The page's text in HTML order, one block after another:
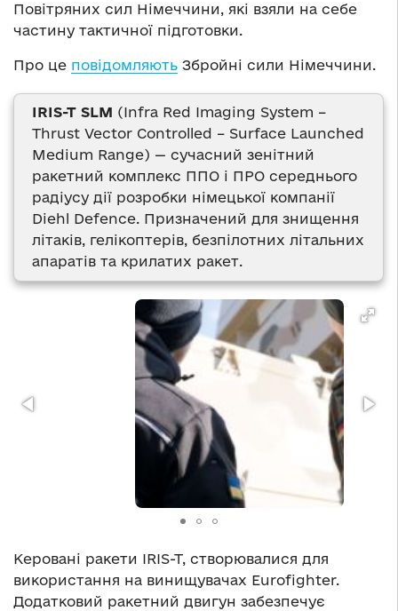
Повітряних сил Німеччини, які взяли на себе
частину тактичної підготовки.
Про це повідомляють Збройні сили Німеччини.
IRIS-T SLM (Infra Red Imaging System –
Thrust Vector Controlled – Surface Launched
Medium Range) — сучасний зенітний
ракетний комплекс ППО і ПРО середнього
радіусу дії розробки німецької компанії
Diehl Defence. Призначений для знищення
літаків, гелікоптерів, безпілотних літальних
апаратів та крилатих ракет.
Керовані ракети IRIS-T, створювалися для
використання на винищувачах Eurofighter.
Додатковий ракетний двигун забезпечує